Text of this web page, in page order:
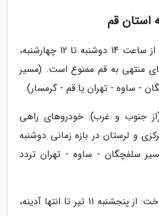
استان قم
- وسایل نقلیه سنگین: از ساعت 14 دوشنبه تا 12 چهارشنبه،
منتهی به قم ممنوع است. (مسیر
- ساوه - تهران یا قم - گرمسار).
جنوب و غرب): خودروهای راهی
و لرستان در بازه زمانی دوشنبه
سلفچگان - ساوه - تهران تردد
- خودروهای حامل سوخت: از پنجشنبه 11 تیر تا انتها آدینه،